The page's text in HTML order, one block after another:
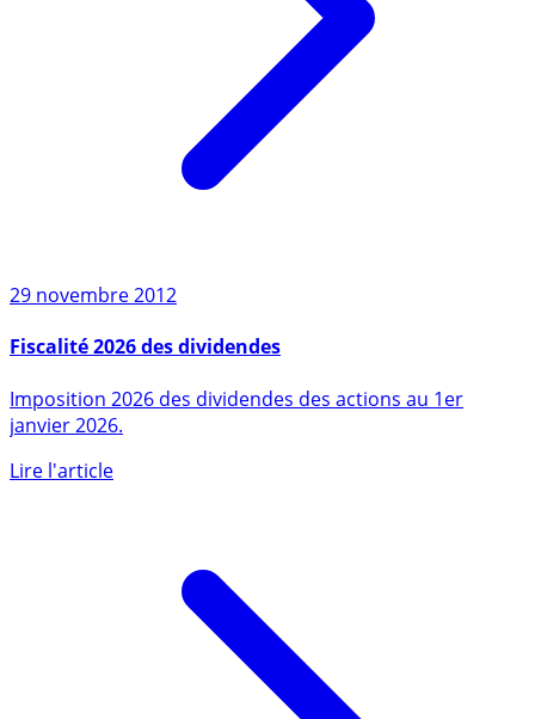
29 novembre 2012
Fiscalité 2026 des dividendes
Imposition 2026 des dividendes des actions au 1er
janvier 2026.